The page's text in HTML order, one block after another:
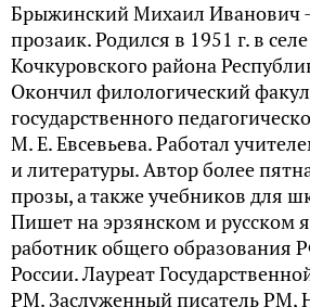
Брыжинский Михаил Иванович
прозаик. Родился в 1951 г. в
Кочкуровского района
Окончил филологический
государственного
М. Е. Евсевьева. Работал
и литературы. Автор более
прозы, а также учебников для
Пишет на эрзянском и русском
работник общего образования
России. Лауреат
РМ. Заслуженный писатель РМ,